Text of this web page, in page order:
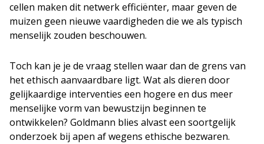
cellen maken dit netwerk efficiënter, maar geven de
muizen geen nieuwe vaardigheden die we als typisch
menselijk zouden beschouwen.
Toch kan je je de vraag stellen waar dan de grens van
het ethisch aanvaardbare ligt. Wat als dieren door
gelijkaardige interventies een hogere en dus meer
menselijke vorm van bewustzijn beginnen te
ontwikkelen? Goldmann blies alvast een soortgelijk
onderzoek bij apen af wegens ethische bezwaren.